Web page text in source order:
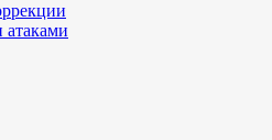
атаками